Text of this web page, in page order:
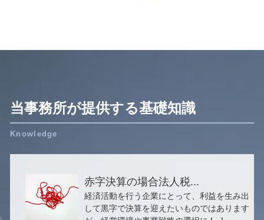
当事務所が提供する基礎知識
赤字決算の場合法人税...
経済活動を行う企業にとって、利益を生み出
して黒字で決算を迎えたいものではあります